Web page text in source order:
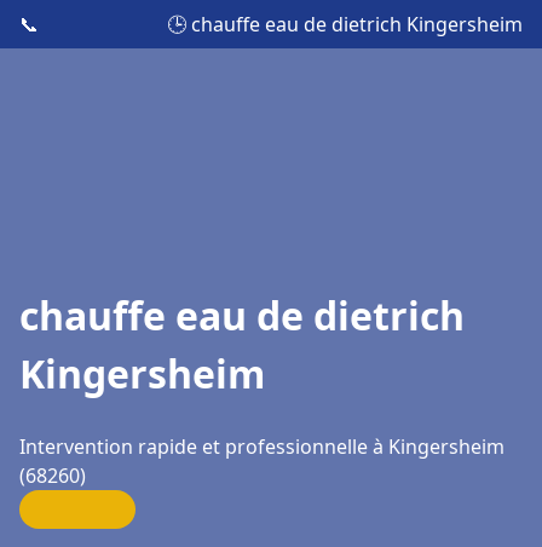
📞 🕒 chauffe eau de dietrich Kingersheim
chauffe eau de dietrich
Kingersheim
Intervention rapide et professionnelle à Kingersheim
(68260)